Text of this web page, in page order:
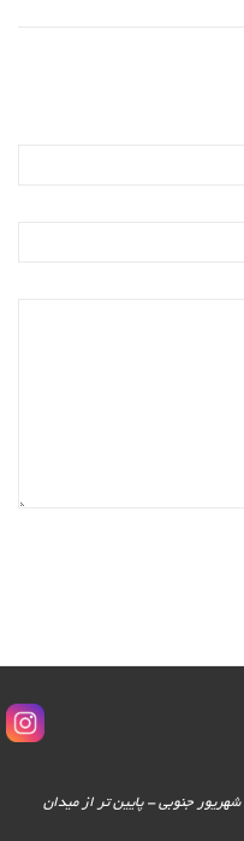
آدرس نمایشگاه : ایران - تهران - خیابان 17 شهریور جنوبی - پایین تر از میدان